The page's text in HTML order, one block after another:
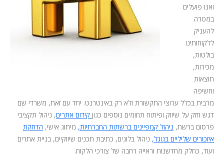
ואנו פועלים
במטרה
להעניק
ללקוחותינו
בולטות,
מכירות,
תוצאות
וחשיפה
מרבית בכלל ערוצי התקשורת ולא רק באינטרנט. יחד עם זאת, משרדי שם
דגש חזק על שיווק ופיתוח תחומים נוספים כגון קידום אתרים, ניהול תקציבי
פרסום ברשת, ניהול קמפיינים ברשתות החברתיות, מיתוג אישי, הדחקת
איזכורים שליליים בגוגל, ניהול בלוגים, כתיבת תכנים שיווקיים, בניית אתרים
ועוד, כחלק מחדשנות וראייה רחבה של צורכי הלקוח.